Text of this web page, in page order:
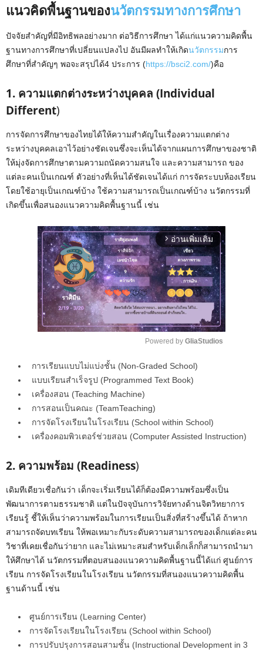
แนวคิดพื้นฐานของนวัตกรรมทางการศึกษา
ปัจจัยสำคัญที่มีอิทธิพลอย่างมาก ต่อวิธีการศึกษา ได้แก่แนวความคิดพื้น
ฐานทางการศึกษาที่เปลี่ยนแปลงไป อันมีผลทำให้เกิดนวัตกรรมการ
ศึกษาที่สำคัญๆ พอจะสรุปได้4 ประการ (https://bsci2.com/)คือ
1. ความแตกต่างระหว่างบุคคล (Individual
Different)
การจัดการศึกษาของไทยได้ให้ความสำคัญในเรื่องความแตกต่าง
ระหว่างบุคคลเอาไว้อย่างชัดเจนซึ่งจะเห็นได้จากแผนการศึกษาของชาติ
ให้มุ่งจัดการศึกษาตามความถนัดความสนใจ และความสามารถ ของ
แต่ละคนเป็นเกณฑ์ ตัวอย่างที่เห็นได้ชัดเจนได้แก่ การจัดระบบห้องเรียน
โดยใช้อายุเป็นเกณฑ์บ้าง ใช้ความสามารถเป็นเกณฑ์บ้าง นวัตกรรมที่
เกิดขึ้นเพื่อสนองแนวความคิดพื้นฐานนี้ เช่น
arrow_forward_ios อ่านเพิ่มเติม
M
u
Powered by GliaStudios
การเรียนแบบไม่แบ่งชั้น (Non-Graded School)
แบบเรียนสำเร็จรูป (Programmed Text Book)
เครื่องสอน (Teaching Machine)
การสอนเป็นคณะ (TeamTeaching)
การจัดโรงเรียนในโรงเรียน (School within School)
เครื่องคอมพิวเตอร์ช่วยสอน (Computer Assisted Instruction)
2. ความพร้อม (Readiness)
เดิมทีเดียวเชื่อกันว่า เด็กจะเริ่มเรียนได้ก็ต้องมีความพร้อมซึ่งเป็น
พัฒนาการตามธรรมชาติ แต่ในปัจจุบันการวิจัยทางด้านจิตวิทยาการ
เรียนรู้ ชี้ให้เห็นว่าความพร้อมในการเรียนเป็นสิ่งที่สร้างขึ้นได้ ถ้าหาก
สามารถจัดบทเรียน ให้พอเหมาะกับระดับความสามารถของเด็กแต่ละคน
วิชาที่เคยเชื่อกันว่ายาก และไม่เหมาะสมสำหรับเด็กเล็กก็สามารถนำมา
ให้ศึกษาได้ นวัตกรรมที่ตอบสนองแนวความคิดพื้นฐานนี้ได้แก่ ศูนย์การ
เรียน การจัดโรงเรียนในโรงเรียน นวัตกรรมที่สนองแนวความคิดพื้น
ฐานด้านนี้ เช่น
ศูนย์การเรียน (Learning Center)
การจัดโรงเรียนในโรงเรียน (School within School)
การปรับปรุงการสอนสามชั้น (Instructional Development in 3